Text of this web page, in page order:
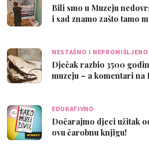
Bili smo u Muzeju
i sad znamo zašto tamo
NESTAŠNO I NEPROMIŠLJENO
Dječak razbio 3500
muzeju – a komentari na
EDUKATIVNO
Dočarajmo djeci užitak
ovu čarobnu knjigu!